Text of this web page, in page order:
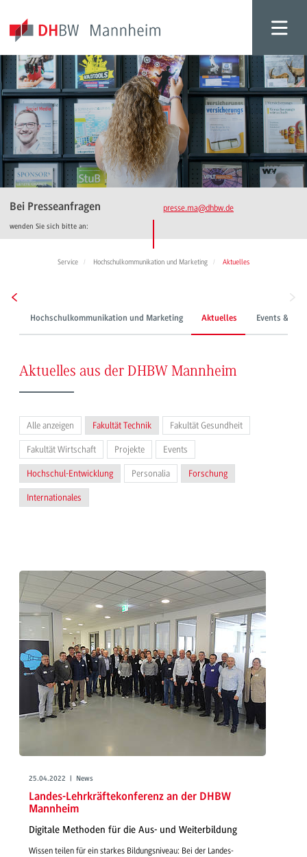
Bei Presseanfragen
wenden Sie sich bitte an:
presse.ma@dhbw.de
Service Hochschulkommunikation und Marketing Aktuelles
Hochschulkommunikation und Marketing Aktuelles Events &
Aktuelles aus der DHBW Mannheim
Alle anzeigen Fakultät Technik Fakultät Gesundheit
Fakultät Wirtschaft Projekte Events
Hochschul-Entwicklung Personalia Forschung
Internationales
25.04.2022 | News
Landes-Lehrkräftekonferenz an der DHBW
Mannheim
Digitale Methoden für die Aus- und Weiterbildung
Wissen teilen für ein starkes Bildungsniveau: Bei der Landes-